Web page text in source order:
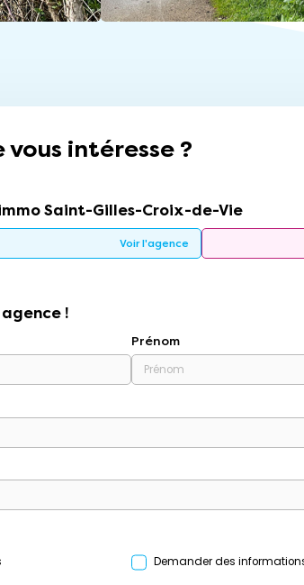
intéresse ?
Saint-Gilles-Croix-de-Vie
Voir l'agence
!
Prénom
Demander des